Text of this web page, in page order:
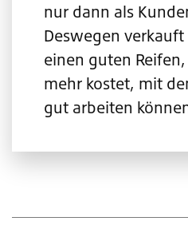
nur dann als
Deswegen
einen guten
mehr kostet, mit
gut arbeiten